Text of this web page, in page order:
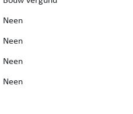
Neen
Neen
Neen
Neen